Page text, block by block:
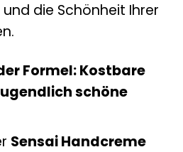
die Schönheit Ihrer
Formel: Kostbare
schöne
Sensai Handcreme